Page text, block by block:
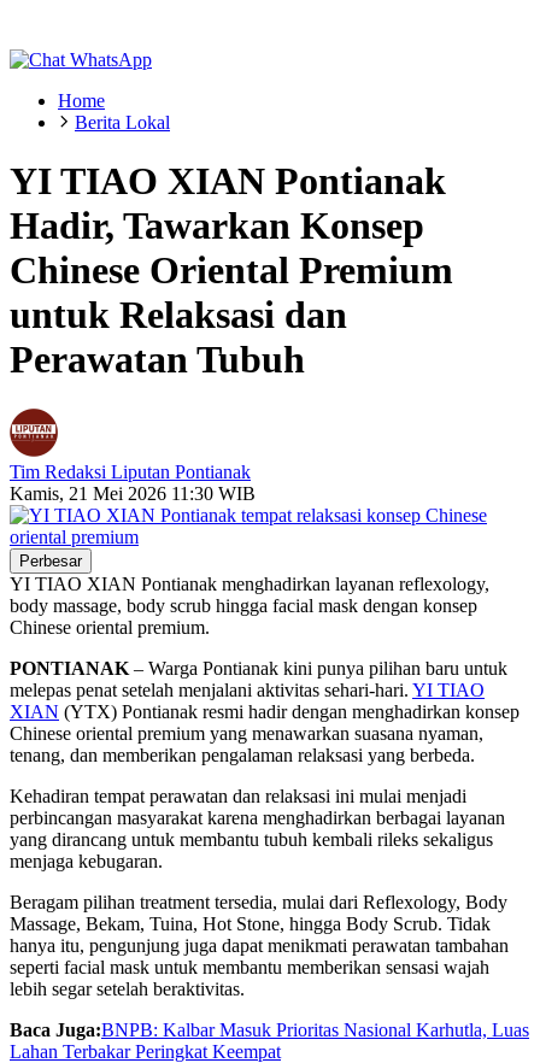
Home
Berita Lokal
YI TIAO XIAN Pontianak
Hadir, Tawarkan Konsep
Chinese Oriental Premium
untuk Relaksasi dan
Perawatan Tubuh
Tim Redaksi Liputan Pontianak
Kamis, 21 Mei 2026 11:30 WIB
Perbesar
YI TIAO XIAN Pontianak menghadirkan layanan reflexology,
body massage, body scrub hingga facial mask dengan konsep
Chinese oriental premium.
PONTIANAK – Warga Pontianak kini punya pilihan baru untuk
melepas penat setelah menjalani aktivitas sehari-hari. YI TIAO
XIAN (YTX) Pontianak resmi hadir dengan menghadirkan konsep
Chinese oriental premium yang menawarkan suasana nyaman,
tenang, dan memberikan pengalaman relaksasi yang berbeda.
Kehadiran tempat perawatan dan relaksasi ini mulai menjadi
perbincangan masyarakat karena menghadirkan berbagai layanan
yang dirancang untuk membantu tubuh kembali rileks sekaligus
menjaga kebugaran.
Beragam pilihan treatment tersedia, mulai dari Reflexology, Body
Massage, Bekam, Tuina, Hot Stone, hingga Body Scrub. Tidak
hanya itu, pengunjung juga dapat menikmati perawatan tambahan
seperti facial mask untuk membantu memberikan sensasi wajah
lebih segar setelah beraktivitas.
Baca Juga:BNPB: Kalbar Masuk Prioritas Nasional Karhutla, Luas
Lahan Terbakar Peringkat Keempat